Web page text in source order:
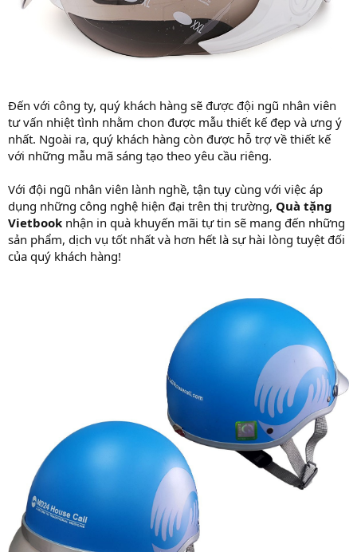
Đến với công ty, quý khách hàng sẽ được đội ngũ nhân viên
tư vấn nhiệt tình nhằm chon được mẫu thiết kế đẹp và ưng ý
nhất. Ngoài ra, quý khách hàng còn được hỗ trợ về thiết kế
với những mẫu mã sáng tạo theo yêu cầu riêng.
Với đội ngũ nhân viên lành nghề, tận tụy cùng với việc áp
dụng những công nghệ hiện đại trên thị trường, Quà tặng
Vietbook nhận in quà khuyến mãi tự tin sẽ mang đến những
sản phẩm, dịch vụ tốt nhất và hơn hết là sự hài lòng tuyệt đối
của quý khách hàng!